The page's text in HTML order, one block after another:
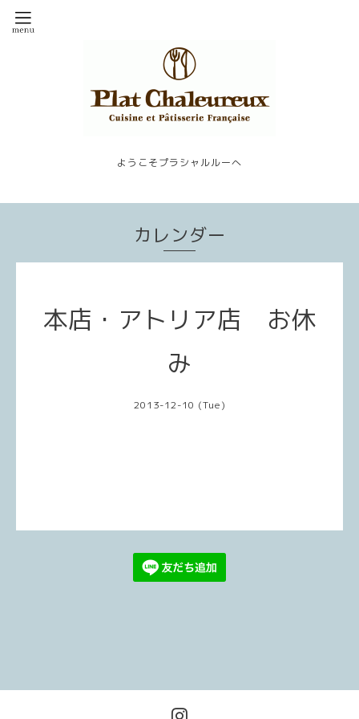
ようこそプラシャルルーへ
カレンダー
本店・アトリア店 お休
み
2013-12-10 (Tue)